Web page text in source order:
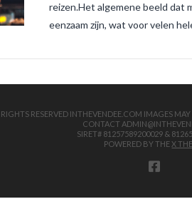
reizen.Het algemene beeld dat
eenzaam zijn, wat voor velen
RESERVED INTHEVENDEE.COM IMAGES
CONTACT
SIRET# 81257589200029 &
POWERED BY THEX